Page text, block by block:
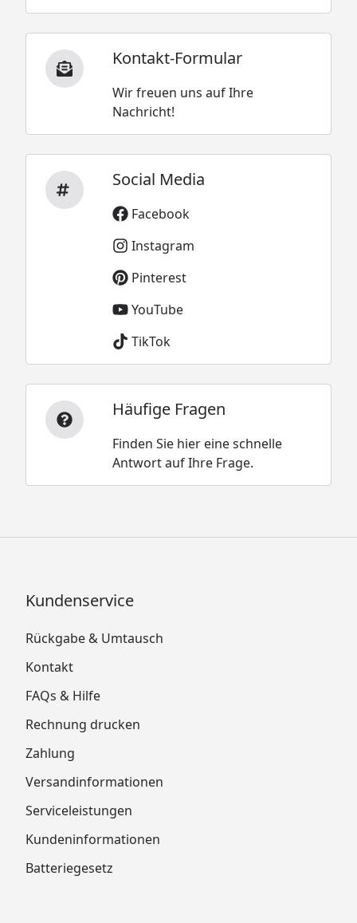
Kontakt-Formular
Wir freuen uns auf Ihre
Nachricht!
Social Media
Facebook
Instagram
Pinterest
YouTube
TikTok
Häufige Fragen
Finden Sie hier eine schnelle
Antwort auf Ihre Frage.
Kundenservice
Rückgabe & Umtausch
Kontakt
FAQs & Hilfe
Rechnung drucken
Zahlung
Versandinformationen
Serviceleistungen
Kundeninformationen
Batteriegesetz